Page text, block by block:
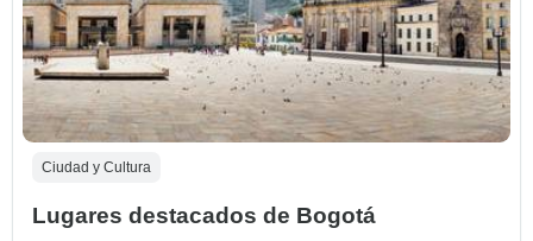
Ciudad y Cultura
Lugares destacados de Bogotá